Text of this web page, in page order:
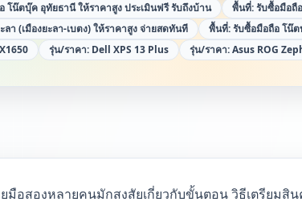
โน๊ตบุ๊ค อุทัยธานี ให้ราคาสูง ประเมินฟรี รับถึงบ้าน พื้นที่:รับซื้อมือถื
า (เมืองยะลา-เบตง) ให้ราคาสูง จ่ายสดทันที พื้นที่:รับซื้อมือถือ โน๊
รุ่น/ราคา: Dell XPS 13 Plus รุ่น/ราคา:Asus ROG
มือสองหลายคนมักสงสัยเกี่ยวกับขั้นตอน วิธีเตรียม